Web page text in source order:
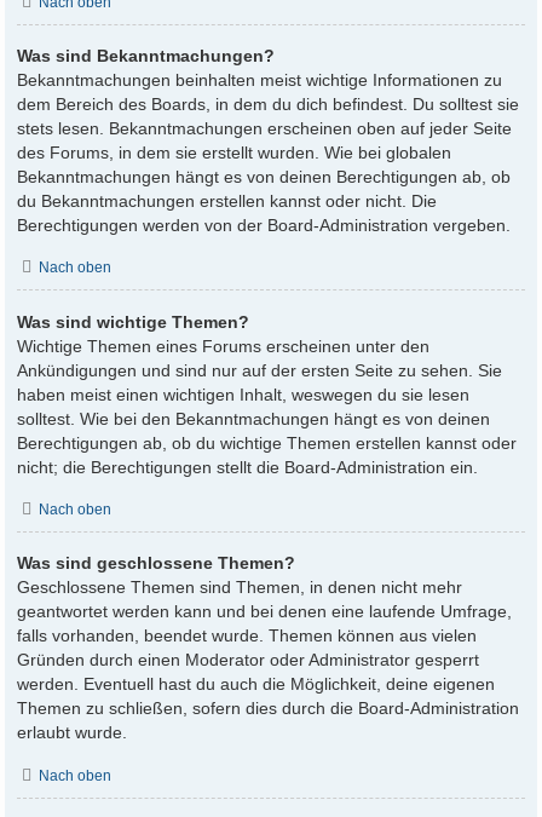
Was sind Bekanntmachungen?
Bekanntmachungen beinhalten meist wichtige Informationen zu
dem Bereich des Boards, in dem du dich befindest. Du solltest sie
stets lesen. Bekanntmachungen erscheinen oben auf jeder Seite
des Forums, in dem sie erstellt wurden. Wie bei globalen
Bekanntmachungen hängt es von deinen Berechtigungen ab, ob
du Bekanntmachungen erstellen kannst oder nicht. Die
Berechtigungen werden von der Board-Administration vergeben.
Nach oben
Was sind wichtige Themen?
Wichtige Themen eines Forums erscheinen unter den
Ankündigungen und sind nur auf der ersten Seite zu sehen. Sie
haben meist einen wichtigen Inhalt, weswegen du sie lesen
solltest. Wie bei den Bekanntmachungen hängt es von deinen
Berechtigungen ab, ob du wichtige Themen erstellen kannst oder
nicht; die Berechtigungen stellt die Board-Administration ein.
Nach oben
Was sind geschlossene Themen?
Geschlossene Themen sind Themen, in denen nicht mehr
geantwortet werden kann und bei denen eine laufende Umfrage,
falls vorhanden, beendet wurde. Themen können aus vielen
Gründen durch einen Moderator oder Administrator gesperrt
werden. Eventuell hast du auch die Möglichkeit, deine eigenen
Themen zu schließen, sofern dies durch die Board-Administration
erlaubt wurde.
Nach oben